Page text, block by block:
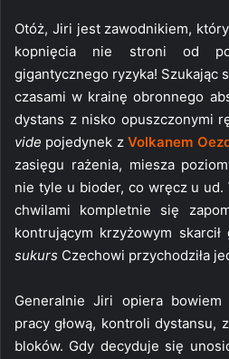
Otóż, Jiri jest zawodnikiem,
kopnięcia nie stroni od
gigantycznego ryzyka! Szukając
czasami w krainę obronnego
dystans z nisko opuszczonymi
vide pojedynek zVolkanem
zasięgu rażenia, miesza
nie tyle u bioder, co wręcz u ud.
chwilami kompletnie się
kontrującym krzyżowym skarcił
sukurs Czechowi przychodziła
Generalnie Jiri opiera
pracy głową, kontroli dystansu,
bloków. Gdy decyduje się